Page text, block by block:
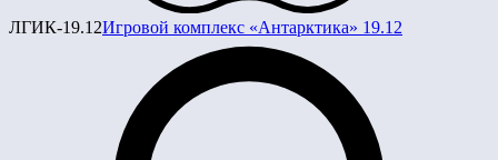
ЛГИК-19.12Игровой комплекс «Антарктика» 19.12